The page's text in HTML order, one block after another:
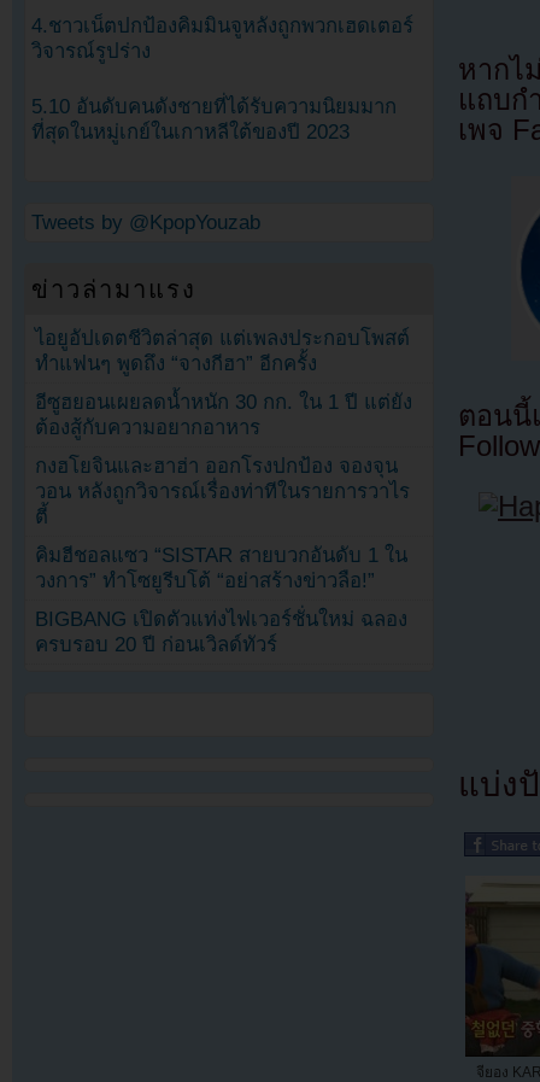
หากไ
แถบก
เพจ
ตอนนี้
แบ่ง
จียอง
4.ชาวเน็ตปกป้องคิมมินจูหลังถูกพวกเฮดเตอร์
วิจารณ์รูปร่าง
5.10 อันดับคนดังชายที่ได้รับความนิยมมาก
ที่สุดในหมู่เกย์ในเกาหลีใต้ของปี 2023
Tweets by @KpopYouzab
ข่าวล่ามาแรง
ไอยูอัปเดตชีวิตล่าสุด แต่เพลงประกอบโพสต์
ทำแฟนๆ พูดถึง “จางกีฮา” อีกครั้ง
อีซูฮยอนเผยลดน้ำหนัก 30 กก. ใน 1 ปี แต่ยัง
ต้องสู้กับความอยากอาหาร
กงฮโยจินและฮาฮ่า ออกโรงปกป้อง จองจุน
วอน หลังถูกวิจารณ์เรื่องท่าทีในรายการวาไร
ตี้
คิมฮีชอลแซว “SISTAR สายบวกอันดับ 1 ใน
วงการ” ทำโซยูรีบโต้ “อย่าสร้างข่าวลือ!”
BIGBANG เปิดตัวแท่งไฟเวอร์ชั่นใหม่ ฉลอง
ครบรอบ 20 ปี ก่อนเวิลด์ทัวร์